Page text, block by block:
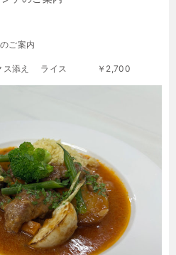
ご案内
クス添え ライス ￥2,700